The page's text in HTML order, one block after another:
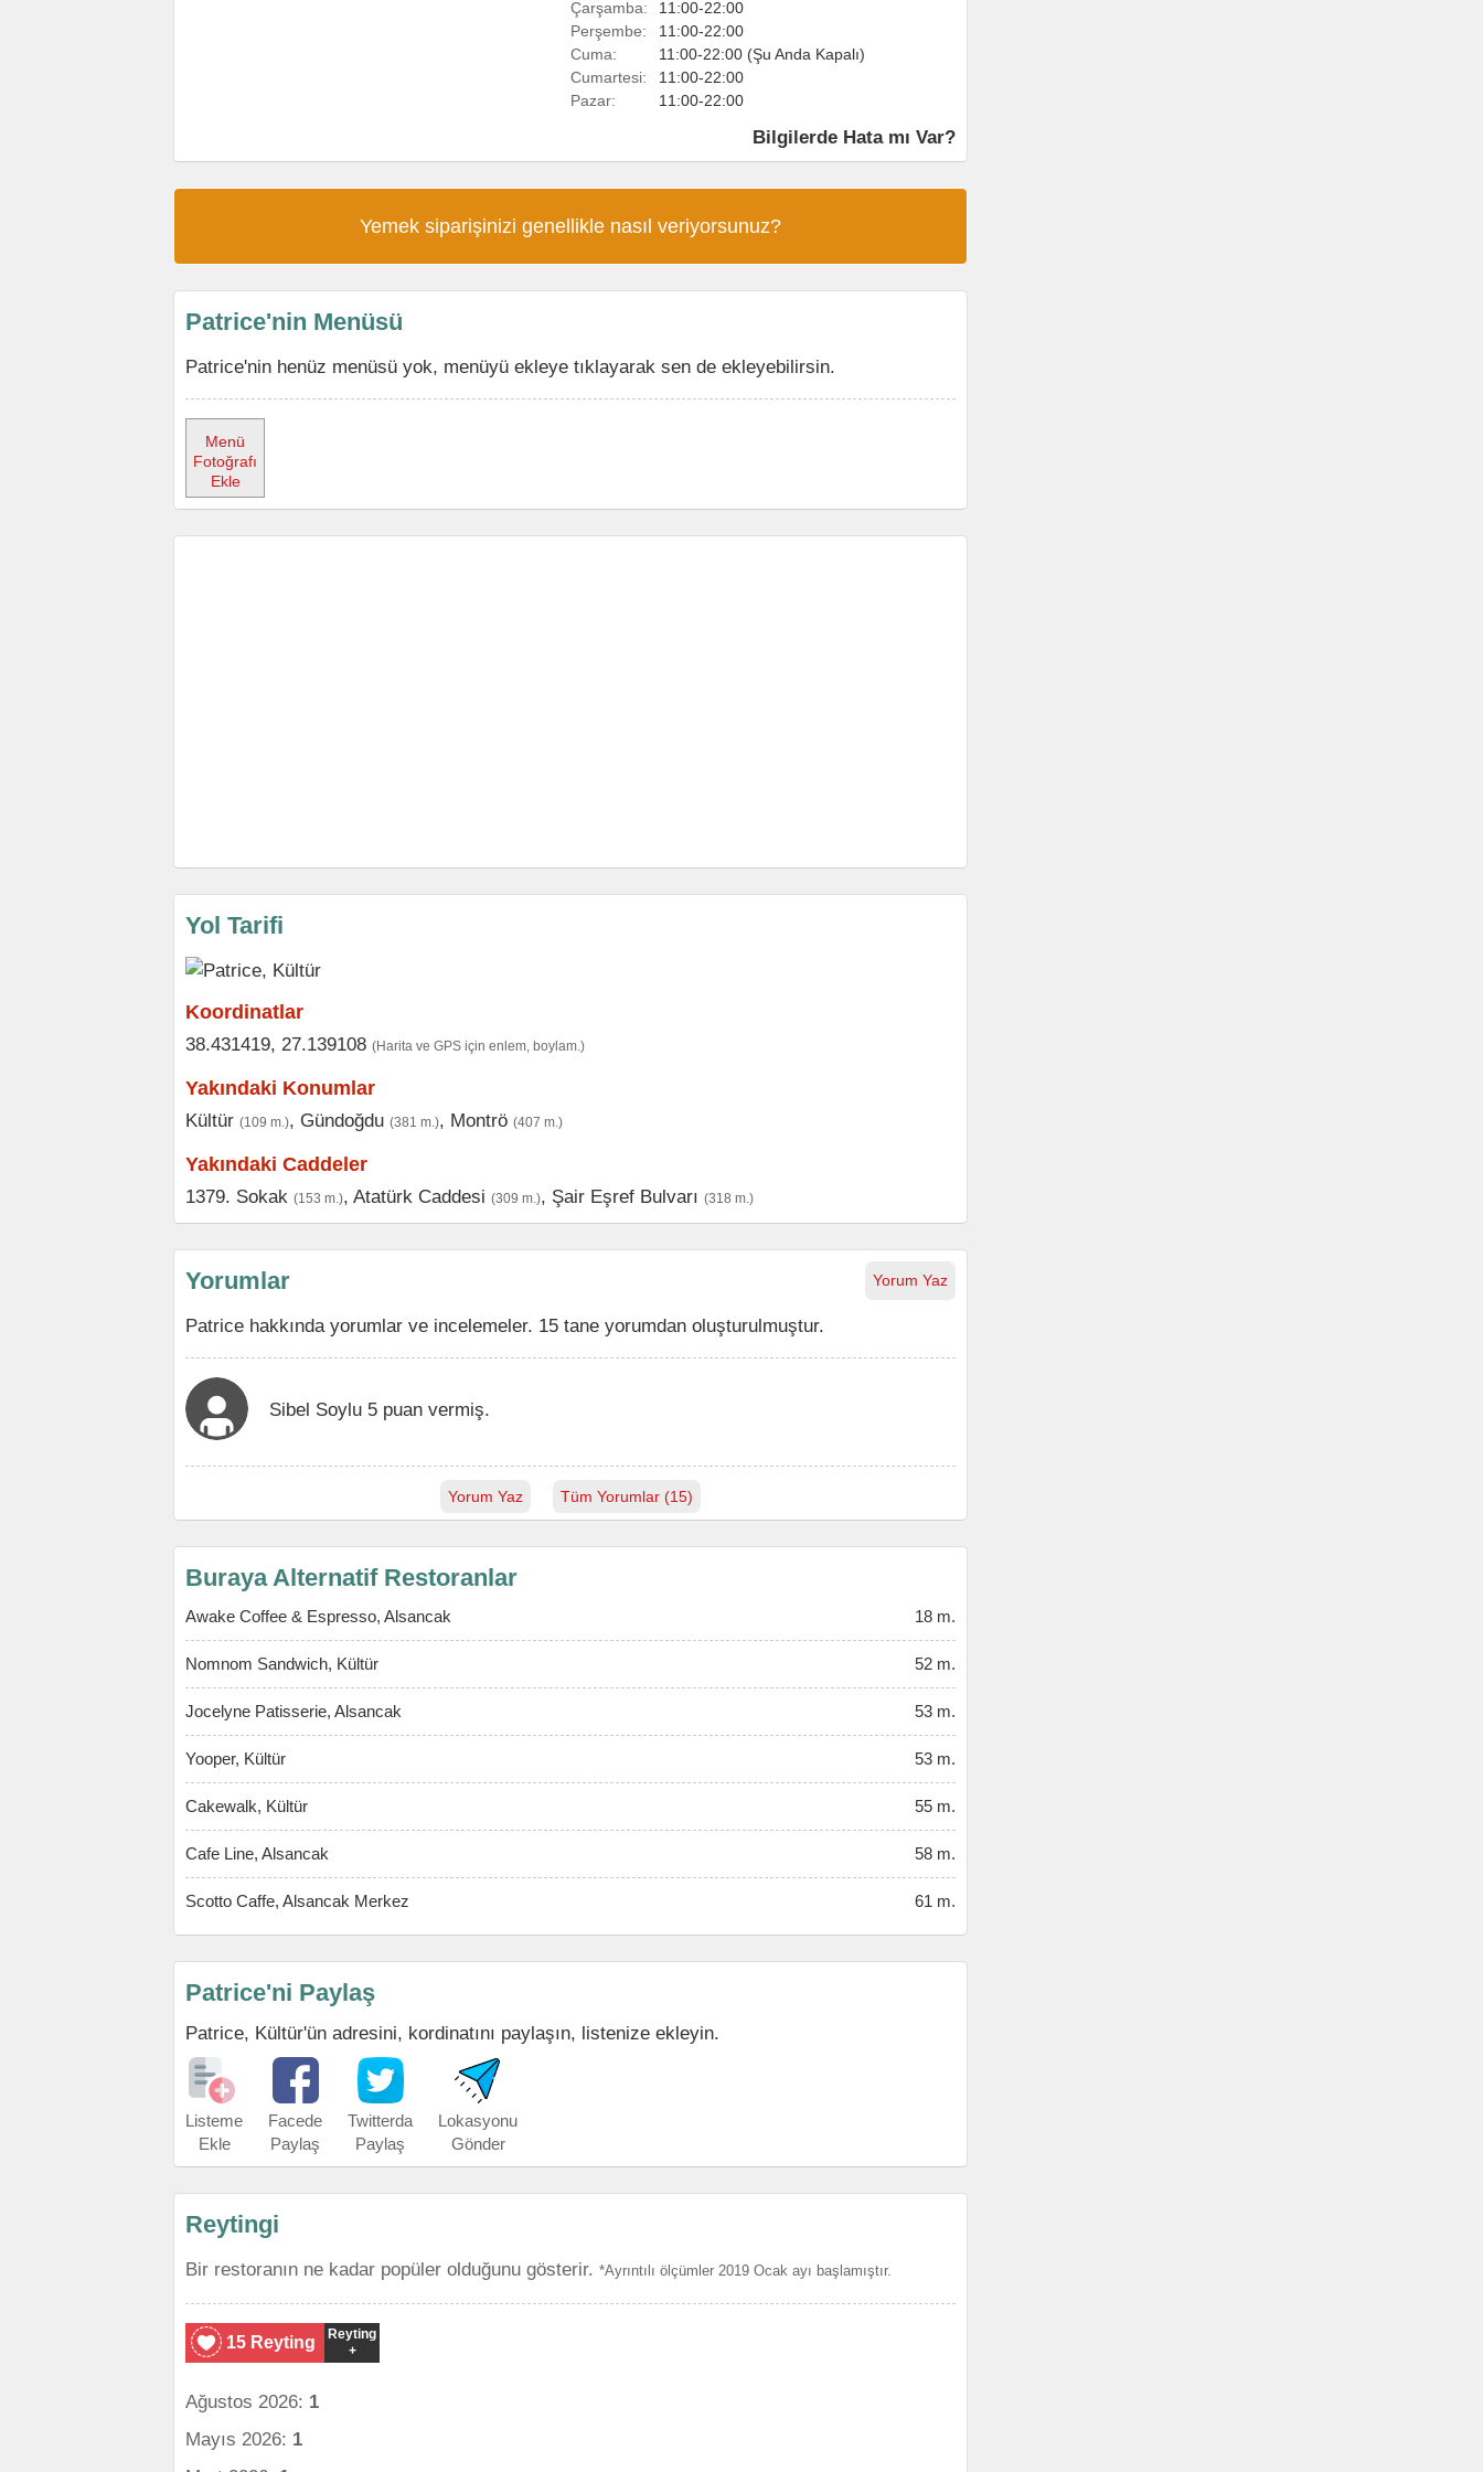
Çarşamba:
11:00-22:00
Perşembe:
11:00-22:00
Cuma:
11:00-22:00 (Şu Anda Kapalı)
Cumartesi:
11:00-22:00
Pazar:
11:00-22:00
Bilgilerde Hata mı Var?
Yemek siparişinizi genellikle nasıl veriyorsunuz?
Patrice'nin Menüsü
Patrice'nin henüz menüsü yok, menüyü ekleye tıklayarak sen de ekleyebilirsin.
Menü
Fotoğrafı
Ekle
Yol Tarifi
Koordinatlar
38.431419, 27.139108 (Harita ve GPS için enlem, boylam.)
Yakındaki Konumlar
Kültür (109 m.), Gündoğdu (381 m.), Montrö (407 m.)
Yakındaki Caddeler
1379. Sokak (153 m.), Atatürk Caddesi (309 m.), Şair Eşref Bulvarı (318 m.)
Yorum Yaz
Yorumlar
Patrice hakkında yorumlar ve incelemeler. 15 tane yorumdan oluşturulmuştur.
Sibel Soylu 5 puan vermiş.
Yorum Yaz Tüm Yorumlar (15)
Buraya Alternatif Restoranlar
Awake Coffee & Espresso, Alsancak 18 m.
Nomnom Sandwich, Kültür 52 m.
Jocelyne Patisserie, Alsancak 53 m.
Yooper, Kültür 53 m.
Cakewalk, Kültür 55 m.
Cafe Line, Alsancak 58 m.
Scotto Caffe, Alsancak Merkez 61 m.
Patrice'ni Paylaş
Patrice, Kültür'ün adresini, kordinatını paylaşın, listenize ekleyin.
Listeme
Ekle
Facede
Paylaş
Twitterda
Paylaş
Lokasyonu
Gönder
Reytingi
Bir restoranın ne kadar popüler olduğunu gösterir. *Ayrıntılı ölçümler 2019 Ocak ayı başlamıştır.
15 Reyting
Reyting
+
Ağustos 2026: 1
Mayıs 2026: 1